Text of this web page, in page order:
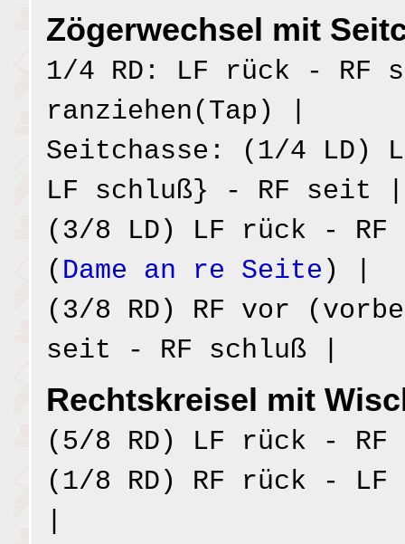
Zögerwechsel mit
1/4 RD: LF rück - RF
ranziehen(Tap) |
Seitchasse: (1/4 LD)
LF schluß} - RF seit |
(3/8 LD) LF rück -
( Dame an re Seite ) |
(3/8 RD) RF vor
seit - RF schluß |
Rechtskreisel mit
(5/8 RD) LF rück -
(1/8 RD) RF rück -